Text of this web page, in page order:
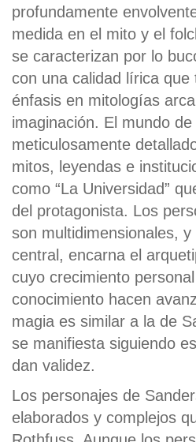
profundamente
medida en el mito y el
se caracterizan por lo
con una calidad lírica que
énfasis en mitologías
imaginación. El mundo
meticulosamente
mitos, leyendas e
como “La Universidad”
del protagonista. Los
son multidimensionales,
central, encarna el
cuyo crecimiento
conocimiento hacen
magia es similar a la de
se manifiesta siguiendo
dan validez.
Los personajes de
elaborados y complejos